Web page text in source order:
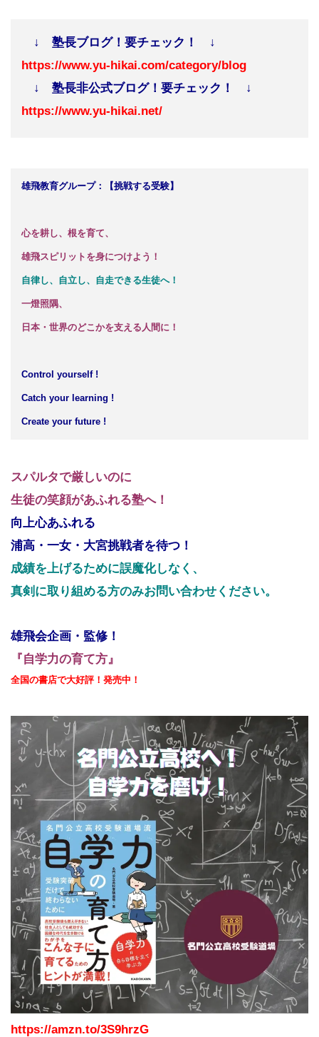
↓ 塾長ブログ！要チェック！ ↓
https://www.yu-hikai.com/category/blog
↓ 塾長非公式ブログ！要チェック！ ↓
https://www.yu-hikai.net/
雄飛教育グループ：【挑戦する受験】
心を耕し、根を育て、
雄飛スピリットを身につけよう！
自律し、自立し、自走できる生徒へ！
一燈照隅、
日本・世界のどこかを支える人間に！
Control yourself !
Catch your learning !
Create your future !
スパルタで厳しいのに
生徒の笑顔があふれる塾へ！
向上心あふれる
浦高・一女・大宮挑戦者を待つ！
成績を上げるために誤魔化しなく、
真剣に取り組める方のみお問い合わせください。
雄飛会企画・監修！
『自学力の育て方』
全国の書店で大好評！発売中！
https://amzn.to/3S9hrzG